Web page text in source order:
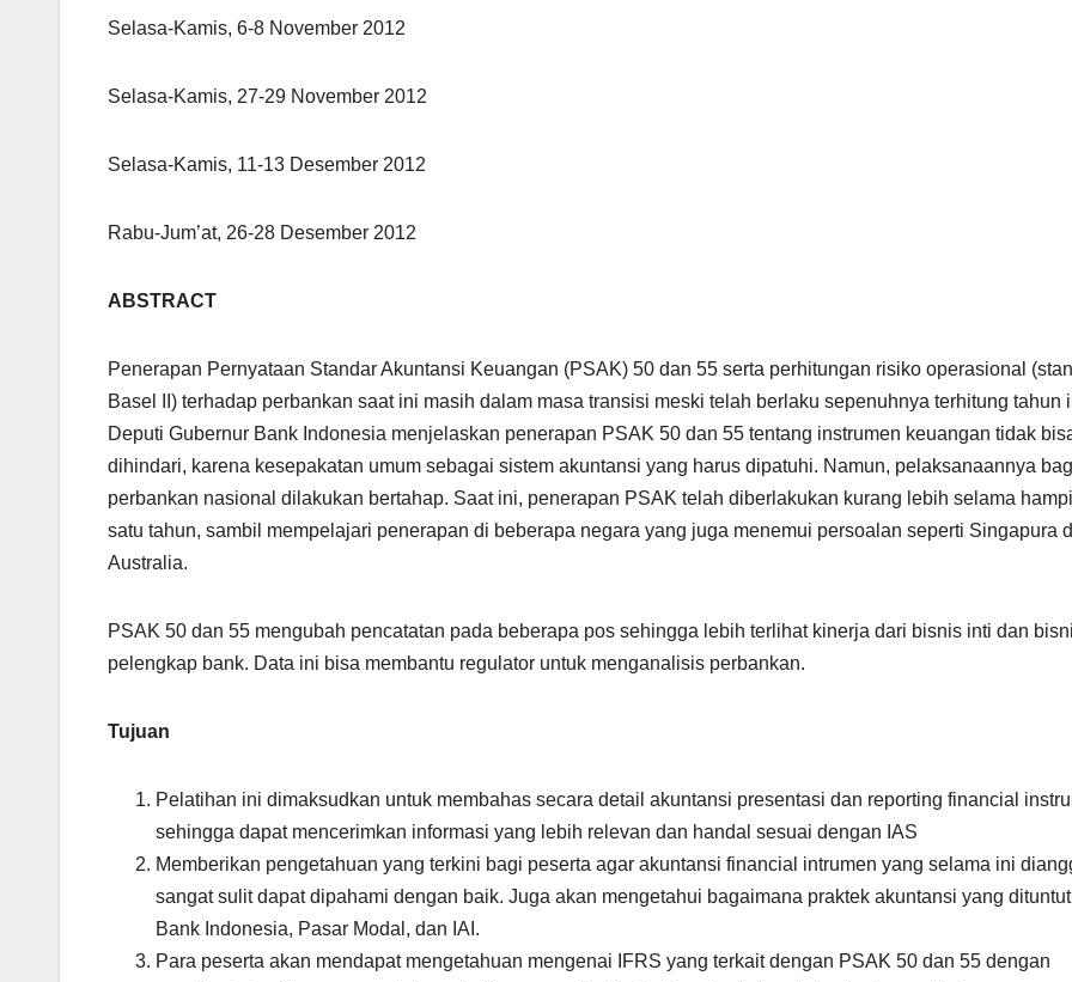
Selasa-Kamis, 6-8 November 2012
Selasa-Kamis, 27-29 November 2012
Selasa-Kamis, 11-13 Desember 2012
Rabu-Jum’at, 26-28 Desember 2012
ABSTRACT
Penerapan Pernyataan Standar Akuntansi Keuangan (PSAK) 50 dan 55 serta perhitungan risiko operasional
Basel II) terhadap perbankan saat ini masih dalam masa transisi meski telah berlaku sepenuhnya terhitung tahun
Deputi Gubernur Bank Indonesia menjelaskan penerapan PSAK 50 dan 55 tentang instrumen keuangan tidak
dihindari, karena kesepakatan umum sebagai sistem akuntansi yang harus dipatuhi. Namun, pelaksanaannya
perbankan nasional dilakukan bertahap. Saat ini, penerapan PSAK telah diberlakukan kurang lebih selama
satu tahun, sambil mempelajari penerapan di beberapa negara yang juga menemui persoalan seperti Singapura
Australia.
PSAK 50 dan 55 mengubah pencatatan pada beberapa pos sehingga lebih terlihat kinerja dari bisnis inti dan
pelengkap bank. Data ini bisa membantu regulator untuk menganalisis perbankan.
Tujuan
Pelatihan ini dimaksudkan untuk membahas secara detail akuntansi presentasi dan reporting financial
sehingga dapat mencerimkan informasi yang lebih relevan dan handal sesuai dengan IAS
Memberikan pengetahuan yang terkini bagi peserta agar akuntansi financial intrumen yang selama ini
sangat sulit dapat dipahami dengan baik. Juga akan mengetahui bagaimana praktek akuntansi yang dituntut
Bank Indonesia, Pasar Modal, dan IAI.
Para peserta akan mendapat mengetahuan mengenai IFRS yang terkait dengan PSAK 50 dan 55 dengan